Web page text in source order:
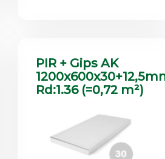
PIR + Gips AK
Rd:1.36 (=0,72 m²)